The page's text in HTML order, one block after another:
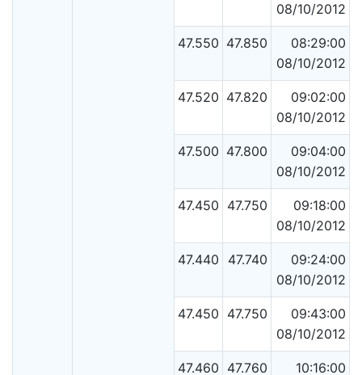
08/10/2012
47.550 47.850
08:29:00
08/10/2012
47.520 47.820
09:02:00
08/10/2012
47.500 47.800
09:04:00
08/10/2012
47.450 47.750
09:18:00
08/10/2012
47.440 47.740
09:24:00
08/10/2012
47.450 47.750
09:43:00
08/10/2012
47.460 47.760 10:16:00